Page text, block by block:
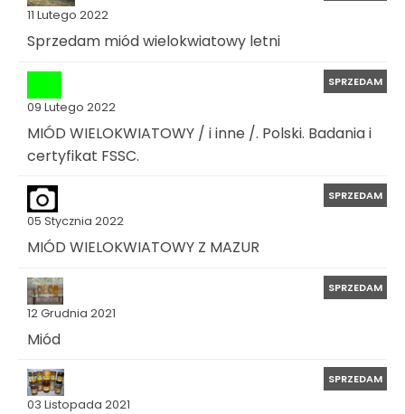
11 Lutego 2022
Sprzedam miód wielokwiatowy letni
09 Lutego 2022
SPRZEDAM
MIÓD WIELOKWIATOWY / i inne /. Polski. Badania i
certyfikat FSSC.
05 Stycznia 2022
SPRZEDAM
MIÓD WIELOKWIATOWY Z MAZUR
12 Grudnia 2021
SPRZEDAM
Miód
03 Listopada 2021
SPRZEDAM